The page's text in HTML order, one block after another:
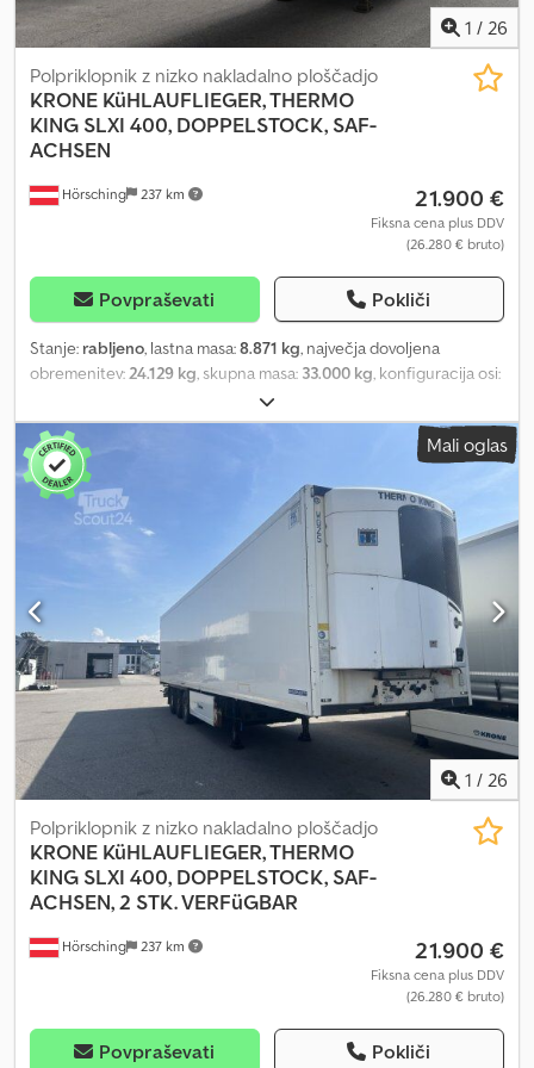
1 / 26
Hörsching 237 km
Polpriklopnik z nizko nakladalno ploščadjo
KRONE KüHLAUFLIEGER, THERMO
KING SLXI 400, DOPPELSTOCK, SAF-
ACHSEN
21.900 €
Fiksna cena plus DDV
(26.280 € bruto)
Povpraševati Pokliči
Stanje: rabljeno, lastna masa:8.871 kg, največja dovoljena
obremenitev:24.129 kg, skupna masa: 33.000 kg, konfiguracija osi:
, naslednji pregled (TÜV):
skupna dolžina:2.600 mm, skupna širina:4.000 mm, vzmetenje:
zrak, velikost pnevmatike:
, | Krone
hladilni priklopnik TK SLXi 400 | SAF osi z diskovimi zavorami |
Nosilec za rezervno kolo 2x | Hladilna enota ThermoKing SLXi 400 |
Debelina stene: 5 cm | Pnevmatike: 385/65 R22.5 | Dvostopenjska
konstrukcija brez prečk | Pridržujemo si pravico do sprememb,
napak pri vnosu podatkov in predčasne prodaje. Djdjznw Raepfx
Acgjck
Mali oglas
1 / 26
Hörsching 237 km
Polpriklopnik z nizko nakladalno ploščadjo
KRONE KüHLAUFLIEGER, THERMO
KING SLXI 400, DOPPELSTOCK, SAF-
ACHSEN, 2 STK. VERFüGBAR
21.900 €
Fiksna cena plus DDV
(26.280 € bruto)
Povpraševati Pokliči